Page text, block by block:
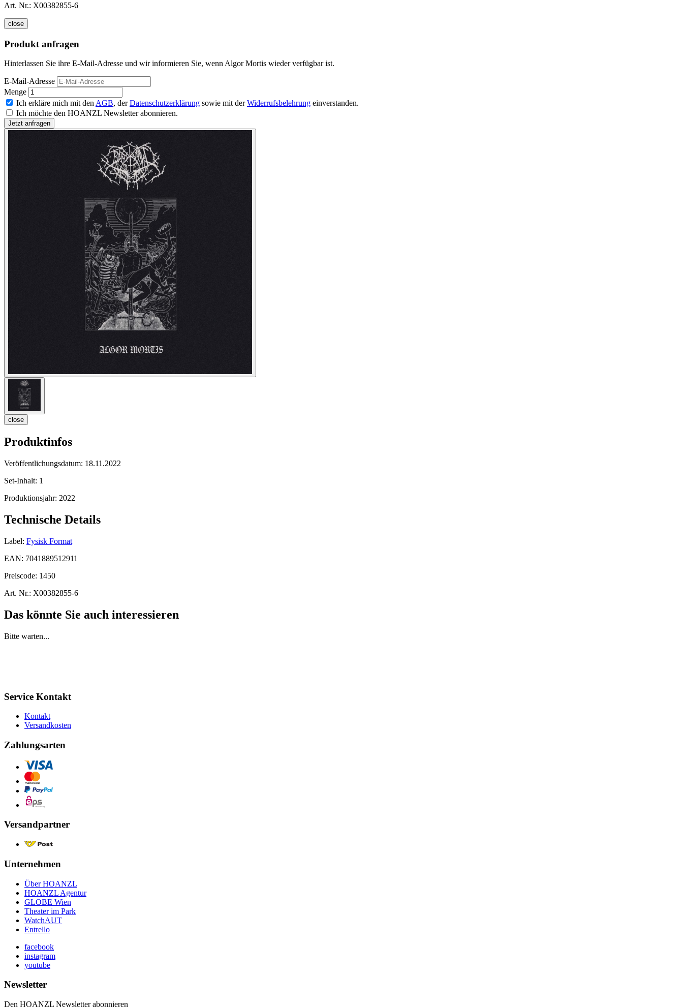
Art. Nr.: X00382855-6
close
Produkt anfragen
Hinterlassen Sie ihre E-Mail-Adresse und wir informieren Sie, wenn Algor Mortis wieder verfügbar ist.
E-Mail-Adresse
Menge
Ich erkläre mich mit den AGB, derDatenschutzerklärung sowie mit derWiderrufsbelehrung einverstanden.
Ich möchte den HOANZL Newsletter abonnieren.
close
Produktinfos
Veröffentlichungsdatum: 18.11.2022
Set-Inhalt: 1
Produktionsjahr: 2022
Technische Details
Label: Fysisk Format
EAN: 7041889512911
Preiscode: 1450
Art. Nr.: X00382855-6
Das könnte Sie auch interessieren
Bitte warten...
Service Kontakt
Kontakt
Versandkosten
Zahlungsarten
Versandpartner
Unternehmen
Über HOANZL
HOANZL Agentur
GLOBE Wien
Theater im Park
WatchAUT
Entrello
facebook
instagram
youtube
Newsletter
Den HOANZL Newsletter abonnieren